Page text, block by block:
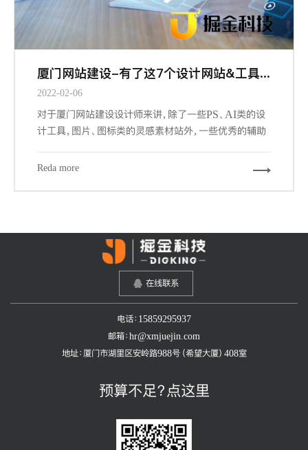
厦门网站建设-有了这7个设计网站&工具，做设计更有谱了
2022-02-06
对于厦门网站建设设计师来讲，除了一些PS、AI类的设
计工具，图片、图标类的灵感素材站外，一些优秀的辅助
我们的设计工作。下面给大家推荐7个必备的辅助工具和
Reda more
在线联系
电话：15859295937
邮箱：hr@xmjuejin.com
地址：厦门市湖里区安岭路988号（希望大厦）408室
预算不足？点这里